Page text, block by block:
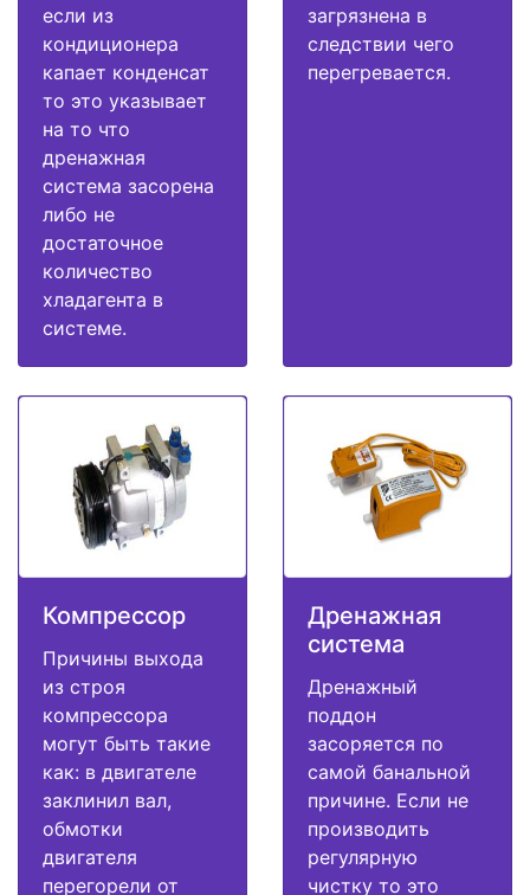
если из
кондиционера
капает конденсат
то это указывает
на то что
дренажная
система засорена
либо не
достаточное
количество
хладагента в
системе.
загрязнена в
следствии чего
перегревается.
Компрессор
Причины выхода
из строя
компрессора
могут быть такие
как: в двигателе
заклинил вал,
обмотки
двигателя
перегорели от
Дренажная
система
Дренажный
поддон
засоряется по
самой банальной
причине. Если не
производить
регулярную
чистку то это